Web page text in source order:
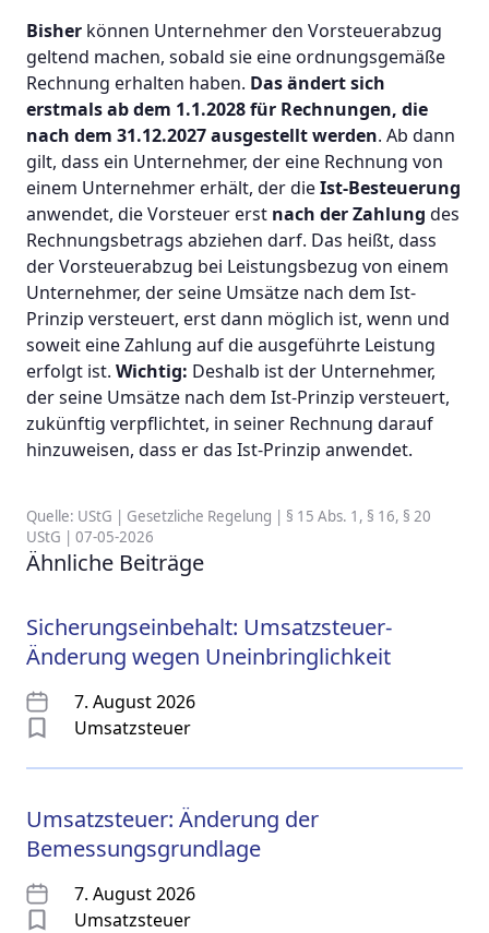
Bisher können Unternehmer den Vorsteuerabzug
geltend machen, sobald sie eine ordnungsgemäße
Rechnung erhalten haben. Das ändert sich
erstmals ab dem 1.1.2028 für Rechnungen, die
nach dem 31.12.2027 ausgestellt werden. Ab dann
gilt, dass ein Unternehmer, der eine Rechnung von
einem Unternehmer erhält, der dieIst-Besteuerung
anwendet, die Vorsteuer erst nach der Zahlung des
Rechnungsbetrags abziehen darf. Das heißt, dass
der Vorsteuerabzug bei Leistungsbezug von einem
Unternehmer, der seine Umsätze nach dem Ist-
Prinzip versteuert, erst dann möglich ist, wenn und
soweit eine Zahlung auf die ausgeführte Leistung
erfolgt ist. Wichtig: Deshalb ist der Unternehmer,
der seine Umsätze nach dem Ist-Prinzip versteuert,
zukünftig verpflichtet, in seiner Rechnung darauf
hinzuweisen, dass er das Ist-Prinzip anwendet.
Quelle: UStG | Gesetzliche Regelung | § 15 Abs. 1, § 16, § 20
UStG | 07-05-2026
Ähnliche Beiträge
Sicherungseinbehalt: Umsatzsteuer-
Änderung wegen Uneinbringlichkeit
7. August 2026
Umsatzsteuer
Umsatzsteuer: Änderung der
Bemessungsgrundlage
7. August 2026
Umsatzsteuer